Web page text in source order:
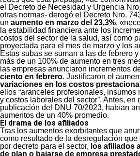
el Decreto de Necesidad y Urgencia
otras normas- derogó el Decreto Nro.
un aumento en marzo del 23,3%,
la estabilidad financiera ante los
costos del sector de la salud, así como
proyectada para el mes de marzo y los
Estas subas se suman a las de febrero
más de un 100% de aumento en tres
las empresas anunciaron incrementos
ciento en febrero. Justificaron el
variaciones en los costos
ellos “aranceles profesionales, insumos
y costos laborales del sector”. Antes, en
publicación del DNU 70/2023, habían
aumentos de un 40% promedio.
El drama de los afiliados
Tras los aumentos exorbitantes que
como resultado de la desregulación
por decreto para el sector, los afiliados
de plan o bajarse de empresa